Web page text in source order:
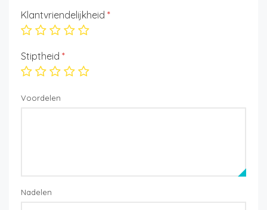
Klantvriendelijkheid *
Stiptheid *
Voordelen
Nadelen